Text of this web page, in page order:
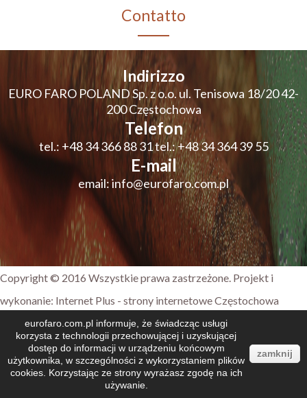
Contatto
Indirizzo
EURO FARO POLAND Sp. z o.o. ul. Tenisowa 18/20 42-
200 Częstochowa
Telefon
tel.: +48 34 366 88 31tel.:+48 34 364 39 55
E-mail
email:info@eurofaro.com.pl
Copyright © 2016 Wszystkie prawa zastrzeżone. Projekt i
wykonanie: Internet Plus - strony internetowe Częstochowa
eurofaro.com.pl informuje, że świadcząc usługi
korzysta z technologii przechowującej i uzyskującej
dostęp do informacji w urządzeniu końcowym
użytkownika, w szczególności z wykorzystaniem plików
cookies. Korzystając ze strony wyrażasz zgodę na ich
używanie.
zamknij